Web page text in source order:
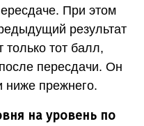
При этом
результат
только тот балл,
пересдачи. Он
ниже прежнего.
на уровень по